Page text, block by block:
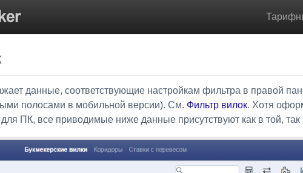
данные, соответствующие настройкам фильтра в правой
полосами в мобильной версии). См. Фильтр вилок. Хотя
для ПК, все приводимые ниже данные присутствуют как в той,